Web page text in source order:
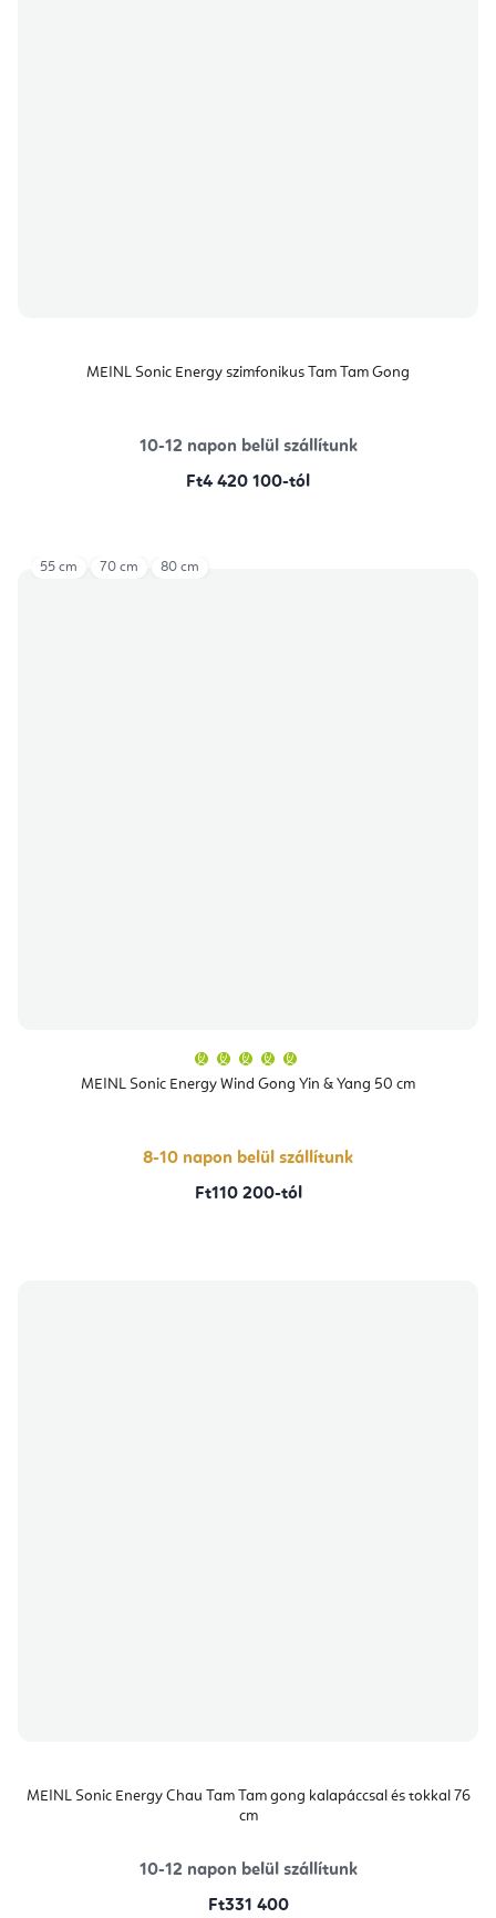
MEINL Sonic Energy szimfonikus Tam Tam Gong
10-12 napon belül szállítunk
Ft4 420 100-tól
MEINL Sonic Energy Wind Gong Yin & Yang 50 cm
átlagos
értékelése
csillag.
8-10 napon belül szállítunk
Ft110 200-tól
55 cm 70 cm 80 cm
MEINL Sonic Energy Chau Tam Tam gong kalapáccsal és tokkal 76
cm
10-12 napon belül szállítunk
Ft331 400